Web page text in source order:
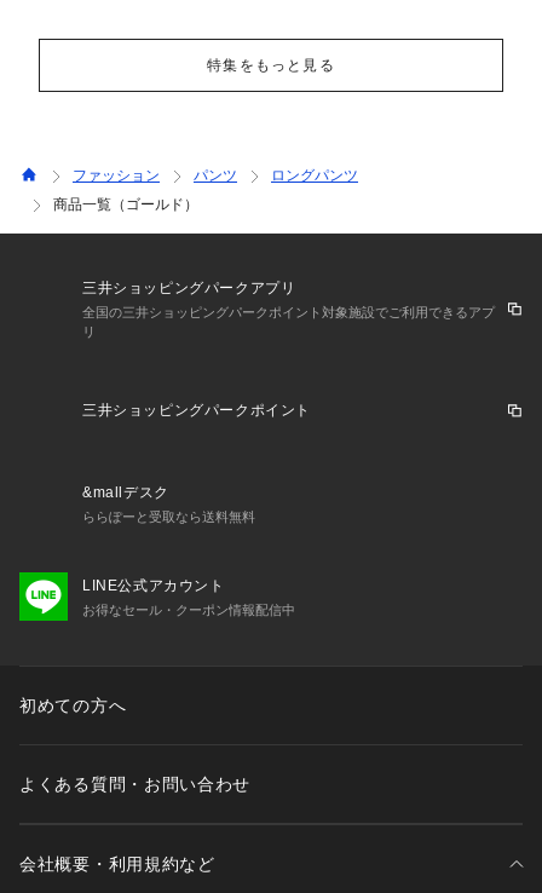
特集をもっと見る
ファッション パンツ
ロングパンツ
商品一覧（ゴールド）
三井ショッピングパークアプリ
全国の三井ショッピングパークポイント対象施設でご利用できるアプ
リ
三井ショッピングパークポイント
&mallデスク
ららぽーと受取なら送料無料
LINE公式アカウント
お得なセール・クーポン情報配信中
初めての方へ
よくある質問・お問い合わせ
会社概要・利用規約など